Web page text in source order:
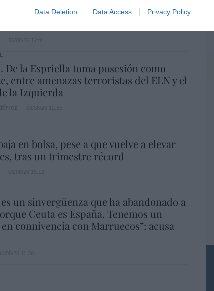
Data Deletion Data Access Privacy Policy
se conforma con ser la número dos
De la Espriella toma posesión como
entre amenazas terroristas del ELN y el
la Izquierda
en bolsa, pese a que vuelve a elevar
tras un trimestre récord
un sinvergüenza que ha abandonado a
Ceuta es España. Tenemos un
connivencia con Marruecos”: acusa